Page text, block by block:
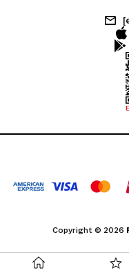
Copyright © 2026